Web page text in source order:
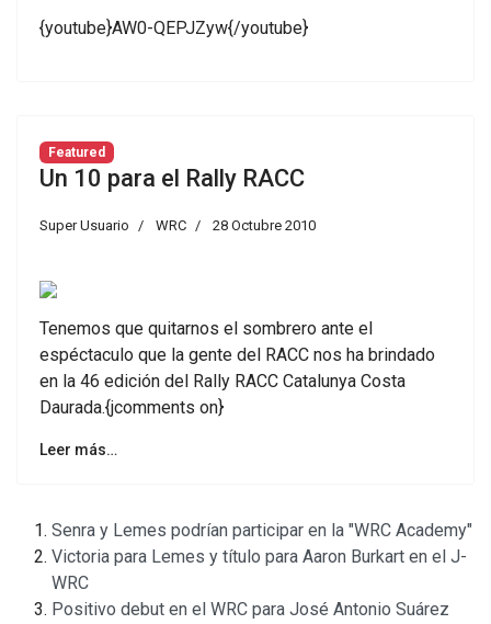
{youtube}AW0-QEPJZyw{/youtube}
Featured
Un 10 para el Rally RACC
Super Usuario WRC 28 Octubre 2010
Tenemos que quitarnos el sombrero ante el
espéctaculo que la gente del RACC nos ha brindado
en la 46 edición del Rally RACC Catalunya Costa
Daurada.{jcomments on}
Leer más…
Senra y Lemes podrían participar en la "WRC Academy"
Victoria para Lemes y título para Aaron Burkart en el J-
WRC
Positivo debut en el WRC para José Antonio Suárez